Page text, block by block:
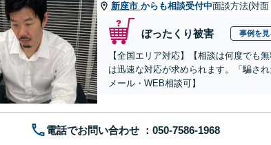
新座市 からも相談受付中面談方法(対
ぼったくり被害 事例を
【全国エリア対応】【相談は何度でも
は迅速な対応が求められます。「騙さ
メール・WEB相談可】
電話でお問い合わせ